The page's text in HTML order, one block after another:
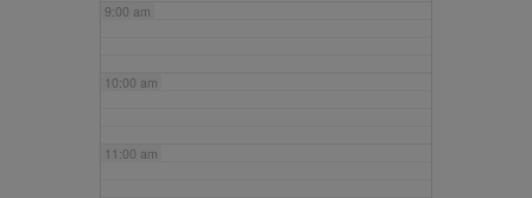
9:00 am
10:00 am
11:00 am